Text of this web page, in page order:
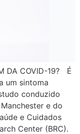
DA COVID-19? É
um sintoma
conduzido
e do
e Cuidados
Center (BRC).